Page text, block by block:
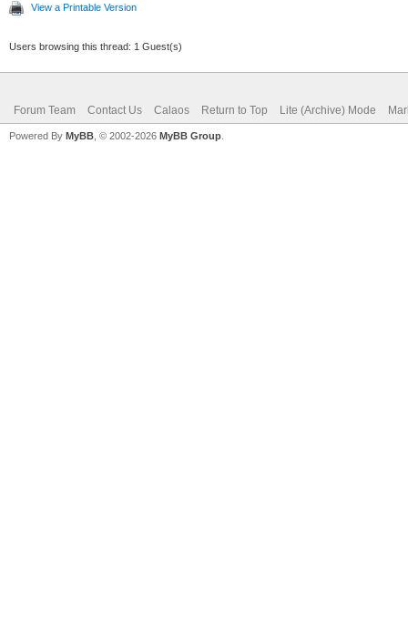
View a Printable Version
Users browsing this thread: 1 Guest(s)
Forum Team Contact Us Calaos Return to Top Lite (Archive) Mode
Powered By MyBB , © 2002-2026 MyBB Group